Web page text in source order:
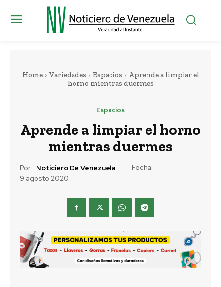
Home Variedades Espacios
Aprende a limpiar el
horno mientras duermes
Espacios
Aprende a limpiar el horno
mientras duermes
Por: Noticiero De Venezuela
Fecha:
9 agosto 2020